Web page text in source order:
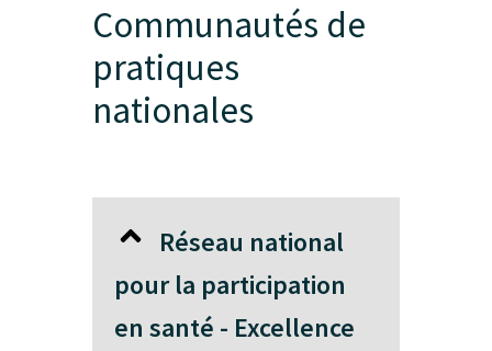
Communautés de
pratiques
nationales
Réseau national
pour la participation
en santé - Excellence